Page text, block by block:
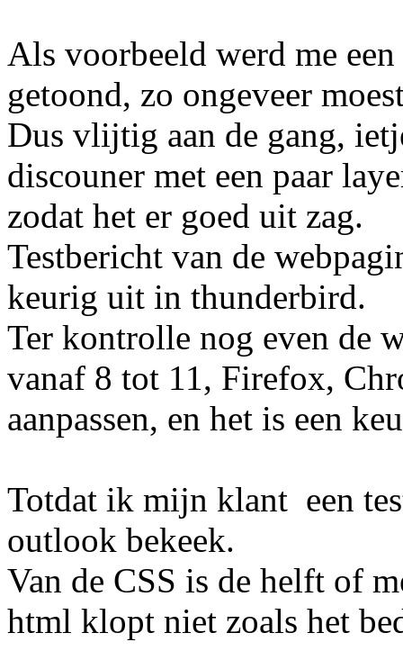
Als voorbeeld werd me
getoond, zo ongeveer
Dus vlijtig aan de gang,
discouner met een paar
zodat het er goed uit zag.
Testbericht van de
keurig uit in thunderbird.
Ter kontrolle nog even de
vanaf 8 tot 11, Firefox,
aanpassen, en het is een
Totdat ik mijn klant een
outlook bekeek.
Van de CSS is de helft of
html klopt niet zoals het